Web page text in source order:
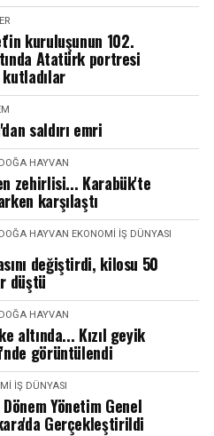
kuruluşunun 102.
Atatürk portresi
saldırı emri
HAYVAN
zehirlisi... Karabük'te
karşılaştı
HAYVAN EKONOMI İŞ DÜNYASI
değiştirdi, kilosu 50
düştü
HAYVAN
altında... Kızıl geyik
görüntülendi
İŞ DÜNYASI
Yönetim Genel
Gerçekleştirildi